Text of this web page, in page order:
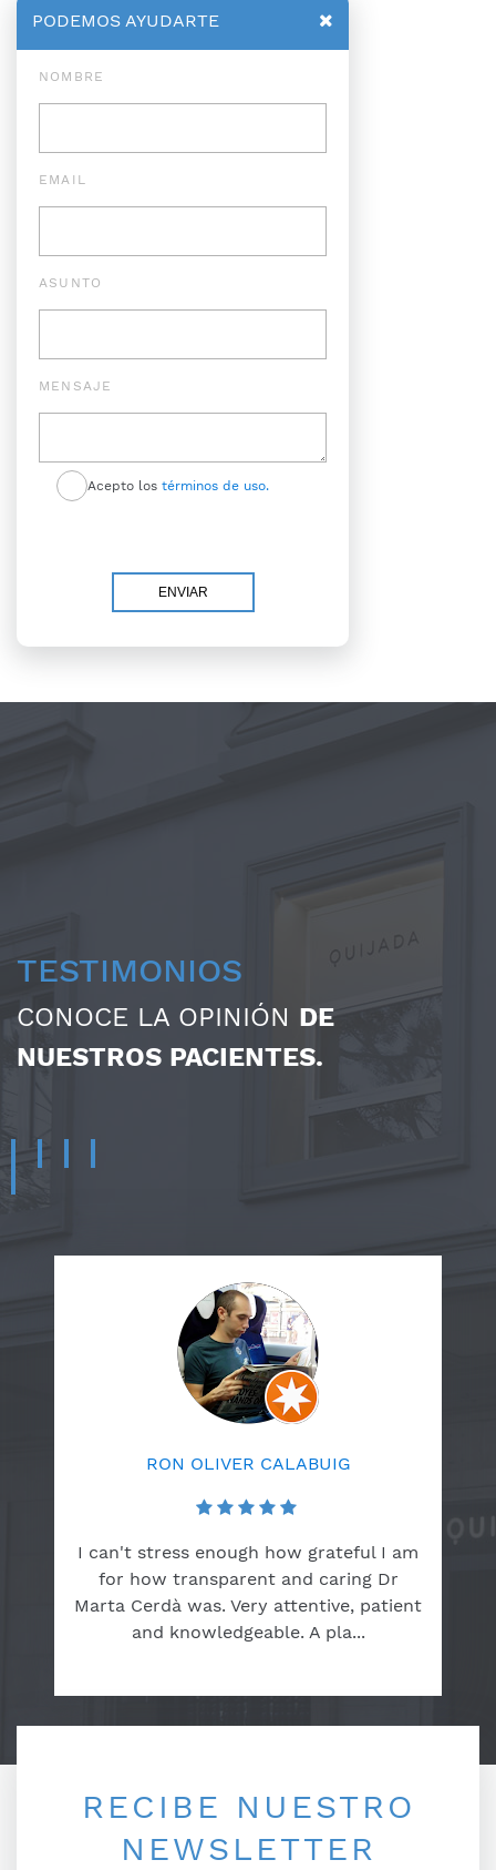
PODEMOS AYUDARTE
NOMBRE
EMAIL
ASUNTO
MENSAJE
Acepto los términos de uso.
TESTIMONIOS
CONOCE LA OPINIÓN DE
NUESTROS PACIENTES.
RON OLIVER CALABUIG
I can't stress enough how grateful I am
for how transparent and caring Dr
Marta Cerdà was. Very attentive, patient
and knowledgeable. A pla...
RECIBE NUESTRO
NEWSLETTER